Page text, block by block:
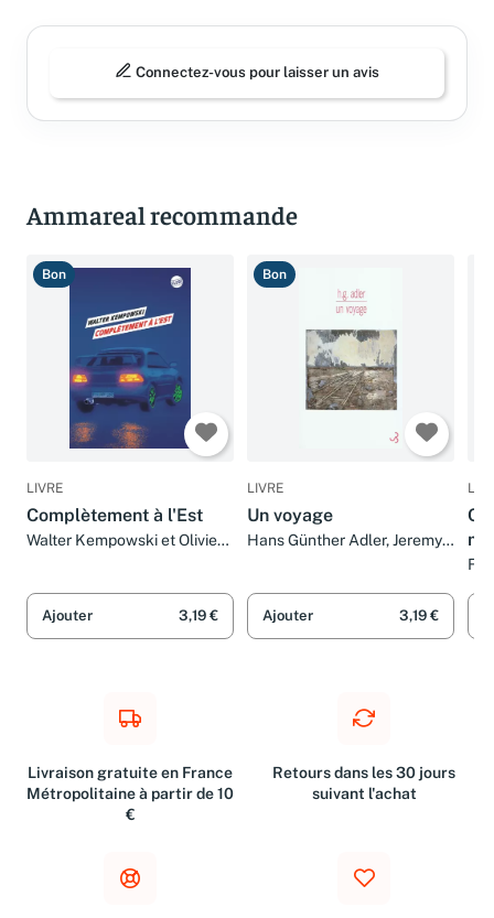
Connectez-vous pour laisser un avis
Ammareal recommande
Bon
LIVRE
Complètement à l'Est
Walter Kempowski et Olivier
Ajouter 3,19 €
Bon
LIVRE
Un voyage
Hans Günther Adler, Jeremy
Ajouter 3,19 €
Livraison gratuite en France
Métropolitaine à partir de 10
€
Retours dans les 30 jours
suivant l'achat